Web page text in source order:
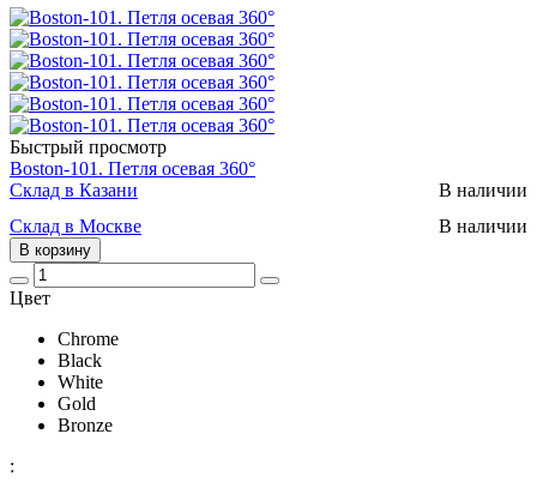
Быстрый просмотр
Boston-101. Петля осевая 360°
Склад в Казани
В наличии
Склад в Москве
В наличии
В корзину
Цвет
Chrome
Black
White
Gold
Bronze
: